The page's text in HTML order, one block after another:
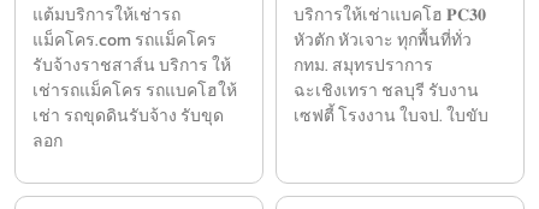
แต้มบริการให้เช่ารถ
แม็คโคร.com รถแม็คโคร
รับจ้างราชสาส์น บริการ ให้
เช่ารถแม็คโคร รถแบคโฮให้
เช่า รถขุดดินรับจ้าง รับขุด
ลอก
บริการให้เช่าแบคโฮ 𝐏𝐂𝟑𝟎
หัวตัก หัวเจาะ ทุกพื้นที่ทั่ว
กทม. สมุทรปราการ
ฉะเชิงเทรา ชลบุรี รับงาน
เซฟตี้ โรงงาน ใบจป. ใบขับ